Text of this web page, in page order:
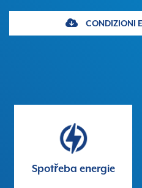
CONDIZIONI
Spotřeba energie